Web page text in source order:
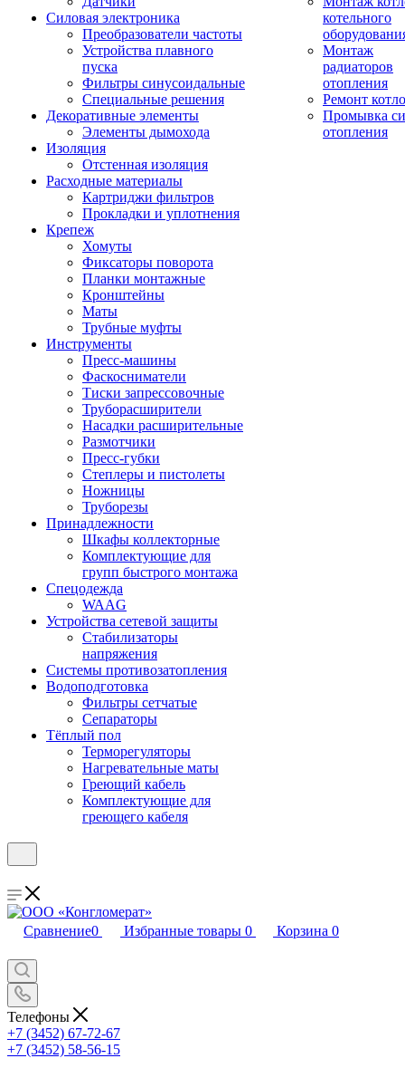
Силовая электроника
Преобразователи частоты
Устройства плавного
пуска
Фильтры синусоидальные
Специальные решения
Декоративные элементы
Элементы дымохода
Изоляция
Отстенная изоляция
Расходные материалы
Картриджи фильтров
Прокладки и уплотнения
Крепеж
Хомуты
Фиксаторы поворота
Планки монтажные
Кронштейны
Маты
Трубные муфты
Инструменты
Пресс-машины
Фаскосниматели
Тиски запрессовочные
Труборасширители
Насадки расширительные
Размотчики
Пресс-губки
Степлеры и пистолеты
Ножницы
Труборезы
Принадлежности
Шкафы коллекторные
Комплектующие для
групп быстрого монтажа
Спецодежда
WAAG
Устройства сетевой защиты
Стабилизаторы
напряжения
Системы противозатопления
Водоподготовка
Фильтры сетчатые
Сепараторы
Тёплый пол
Терморегуляторы
Нагревательные маты
Греющий кабель
Комплектующие для
греющего кабеля
котельного
Монтаж
радиаторов
отопления
Ремонт
Промывка
отопления
Сравнение0 Избранные товары 0 Корзина 0
Телефоны
+7 (3452) 67-72-67
+7 (3452) 58-56-15